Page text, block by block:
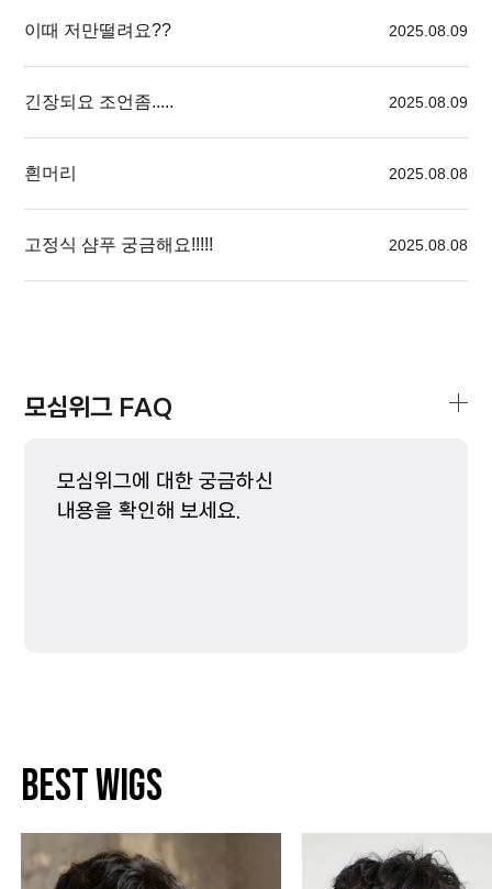
이때 저만떨려요?? 2025.08.09
긴장되요 조언좀..... 2025.08.09
흰머리 2025.08.08
고정식 샴푸 궁금해요!!!!! 2025.08.08
모심위그 FAQ
모심위그에 대한 궁금하신
내용을 확인해 보세요.
BEST WIGS